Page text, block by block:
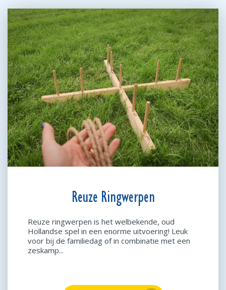
Reuze Ringwerpen
Reuze ringwerpen is het welbekende, oud
Hollandse spel in een enorme uitvoering! Leuk
voor bij de familiedag of in combinatie met een
zeskamp...